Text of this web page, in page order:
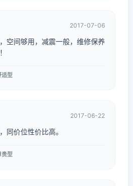
2017-07-06
空间够用，减震一般，维修保养
适型
2017-06-22
同价位性价比高。
贵型